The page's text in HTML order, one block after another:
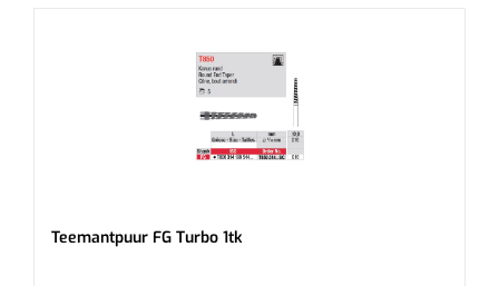
Teemantpuur FG Turbo 1tk